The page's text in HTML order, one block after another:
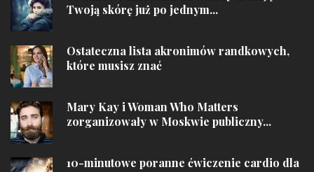
Twoją skórę już po jednym...
Ostateczna lista akronimów randkowych,
które musisz znać
Mary Kay i Woman Who Matters
zorganizowały w Moskwie publiczny...
10-minutowe poranne ćwiczenie cardio dla